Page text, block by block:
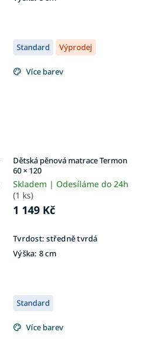
Standard Výprodej
Více barev
Dětská pěnová matrace Termon
60 × 120
Skladem | Odesíláme do 24h
(1 ks)
1 149 Kč
Tvrdost: středně tvrdá
Výška: 8 cm
Standard
Více barev